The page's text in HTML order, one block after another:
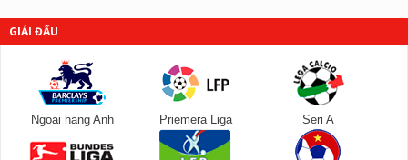
GIẢI ĐẤU
Ngoại hạng Anh Priemera Liga Seri A